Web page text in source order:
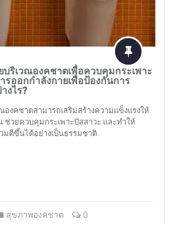
ริเวณองคชาตเพื่อควบคุมกระเพาะ
รออกกำลังกายเพื่อป้องกันการ
งไร?
องคชาตสามารถเสริมสร้างความแข็งแรงให้
ช่วยควบคุมกระเพาะปัสสาวะ และทำให้
ดีขึ้นได้อย่างเป็นธรรมชาติ
สุขภาพองคชาต 0